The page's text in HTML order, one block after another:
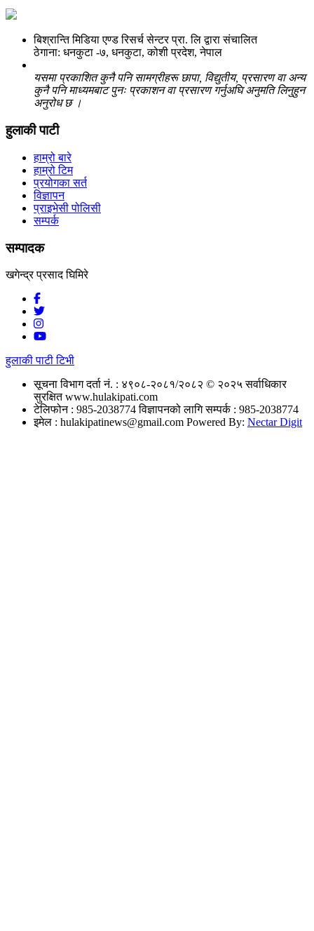
बिश्रान्ति मिडिया एण्ड रिसर्च सेन्टर प्रा. लि द्वारा संचालित
ठेगाना: धनकुटा -७, धनकुटा, कोशी प्रदेश, नेपाल
यसमा प्रकाशित कुनै पनि सामग्रीहरू छापा, विद्युतीय, प्रसारण वा अन्य
कुनै पनि माध्यमबाट पुनः प्रकाशन वा प्रसारण गर्नुअघि अनुमति लिनुहुन
अनुरोध छ ।
हुलाकी पाटी
हाम्रो बारे
हाम्रो टिम
प्रयोगका सर्त
विज्ञापन
प्राइभेसी पोलिसी
सम्पर्क
सम्पादक
खगेन्द्र प्रसाद घिमिरे
हुलाकी पाटी टिभी
सूचना विभाग दर्ता नं. : ४९०८-२०८१/२०८२ © २०२५ सर्वाधिकार
सुरक्षित www.hulakipati.com
टेलिफोन : 985-2038774विज्ञापनको लागि सम्पर्क : 985-2038774
इमेल : hulakipatinews@gmail.com Powered By: Nectar Digit